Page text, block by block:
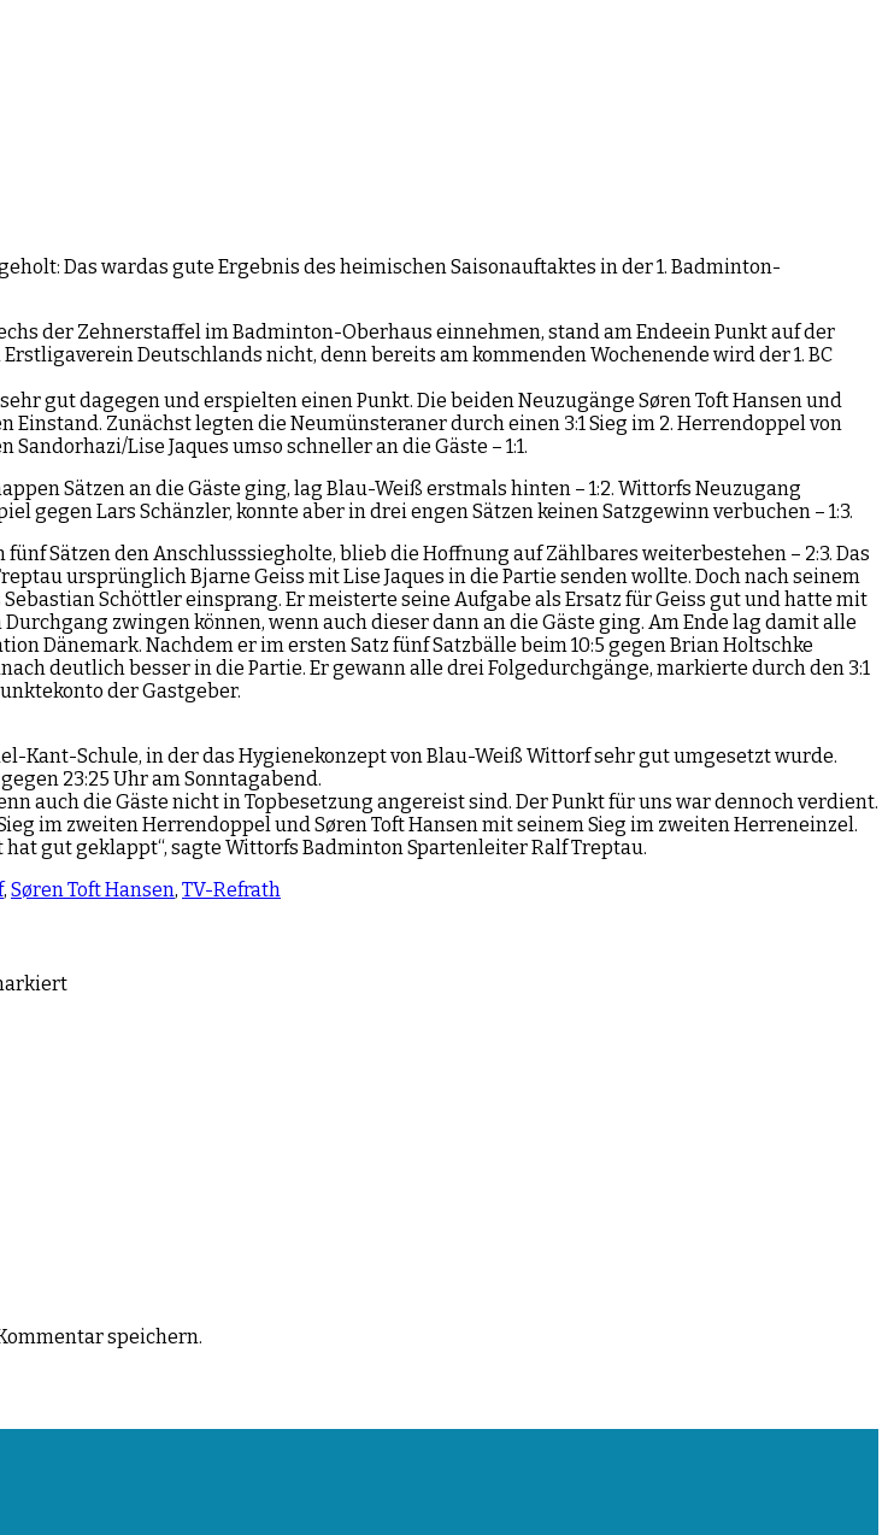
Das wardas gute Ergebnis des heimischen Saisonauftaktes in der 1. Badminton-
der Zehnerstaffel im Badminton-Oberhaus einnehmen, stand am Endeein Punkt auf der
Deutschlands nicht, denn bereits am kommenden Wochenende wird der 1. BC
gut dagegen und erspielten einen Punkt. Die beiden Neuzugänge Søren Toft Hansen und
Zunächst legten die Neumünsteraner durch einen 3:1 Sieg im 2. Herrendoppel von
Lise Jaques umso schneller an die Gäste – 1:1.
Sätzen an die Gäste ging, lag Blau-Weiß erstmals hinten – 1:2. Wittorfs Neuzugang
Lars Schänzler, konnte aber in drei engen Sätzen keinen Satzgewinn verbuchen – 1:3.
Sätzen den Anschlusssiegholte, blieb die Hoffnung auf Zählbares weiterbestehen – 2:3. Das
ursprünglich Bjarne Geiss mit Lise Jaques in die Partie senden wollte. Doch nach seinem
Schöttler einsprang. Er meisterte seine Aufgabe als Ersatz für Geiss gut und hatte mit
zwingen können, wenn auch dieser dann an die Gäste ging. Am Ende lag damit alle
Dänemark. Nachdem er im ersten Satz fünf Satzbälle beim 10:5 gegen Brian Holtschke
deutlich besser in die Partie. Er gewann alle drei Folgedurchgänge, markierte durch den 3:1
der Gastgeber.
Kant-Schule, in der das Hygienekonzept von Blau-Weiß Wittorf sehr gut umgesetzt wurde.
23:25 Uhr am Sonntagabend.
auch die Gäste nicht in Topbesetzung angereist sind. Der Punkt für uns war dennoch verdient.
im zweiten Herrendoppel und Søren Toft Hansen mit seinem Sieg im zweiten Herreneinzel.
gut geklappt“, sagte Wittorfs Badminton Spartenleiter Ralf Treptau.
, Søren Toft Hansen, TV-Refrath
speichern.